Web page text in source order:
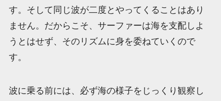
す。そして同じ波が二度とやってくることはあり
ません。だからこそ、サーファーは海を支配しよ
うとはせず、そのリズムに身を委ねていくので
す。
波に乗る前には、必ず海の様子をじっくり観察し